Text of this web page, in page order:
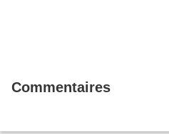
Commentaires